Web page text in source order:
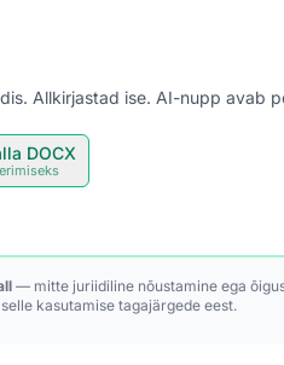
Allkirjastad ise. AI-nupp avab
DOCX
— mitte juriidiline nõustamine ega
kasutamise tagajärgede eest.